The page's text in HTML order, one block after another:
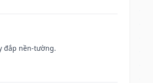
đắp nền-tường.